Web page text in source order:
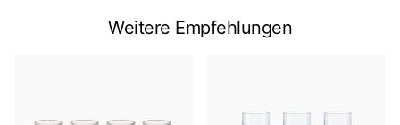
Weitere Empfehlungen